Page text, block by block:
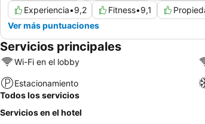
Experiencia•9,2 Fitness•9,1
Ver más puntuaciones
Servicios principales
Wi-Fi en el lobby
Estacionamiento
Todos los servicios
Servicios en el hotel